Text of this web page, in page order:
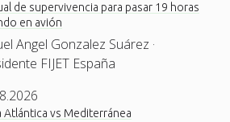
de supervivencia para pasar 19 horas
en avión
Angel Gonzalez Suárez ·
FIJET España
Atlántica vs Mediterránea